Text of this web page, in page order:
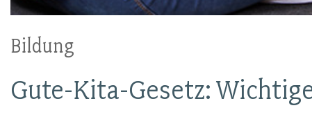
Bildung
Gute-Kita-Gesetz: